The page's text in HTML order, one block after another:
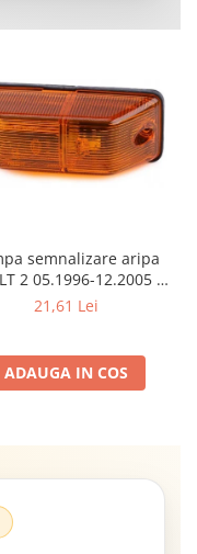
semnalizare aripa
2 05.1996-12.2005 ;
Sprinter 1995-
Euroliner,
Starliner,Centroliner,
21,61 Lei
ADAUGA IN COS